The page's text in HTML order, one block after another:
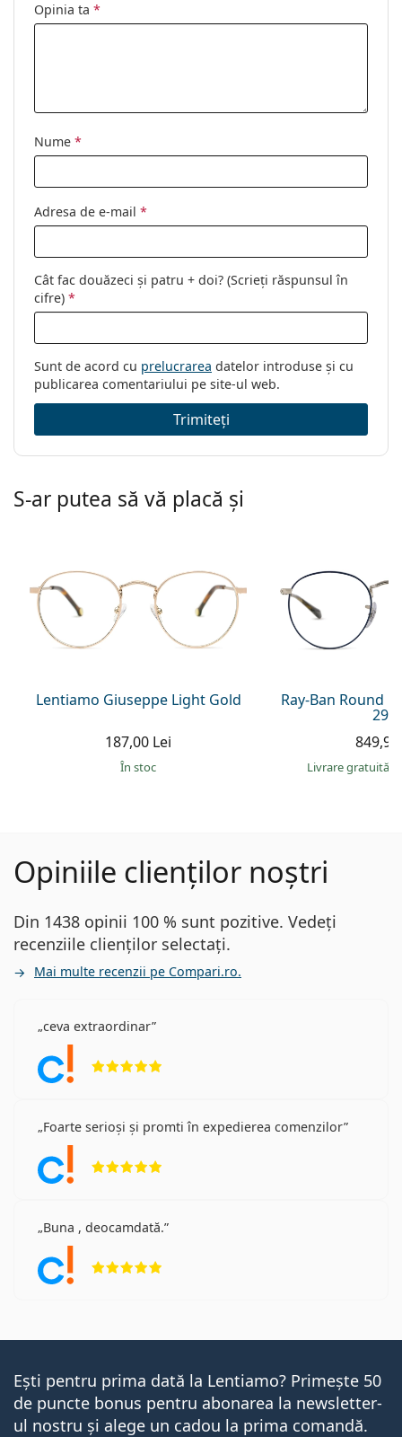
Opinia ta *
Nume *
Adresa de e-mail *
Cât fac douăzeci și patru + doi? (Scrieți răspunsul în
cifre) *
Sunt de acord cu prelucrarea datelor introduse și cu
publicarea comentariului pe site-ul web.
Trimiteți
S-ar putea să vă placă și
Lentiamo Giuseppe Light Gold
187,00 Lei
În stoc
Ray-Ban Round
Livrare gratuită
Opiniile clienților noștri
Din 1438 opinii 100 % sunt pozitive. Vedeți
recenziile clienților selectați.
Mai multe recenzii pe Compari.ro.
ceva extraordinar
Foarte serioși și promti în expedierea comenzilor
Buna , deocamdată.
Ești pentru prima dată la Lentiamo? Primește 50
de puncte bonus pentru abonarea la newsletter-
ul nostru și alege un cadou la prima comandă.